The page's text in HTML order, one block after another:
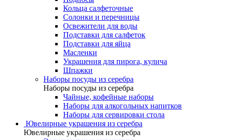
Кольца салфеточные
Солонки и перечницы
Освежители для воды
Подставки для салфеток
Подставки для яйца
Масленки
Украшения для пирога, кулича
Шпажки
Наборы посуды из серебра
Наборы посуды из серебра
Чайные, кофейные наборы
Наборы для алкогольных напитков
Наборы для сервировки стола
Ювелирные украшения из серебра
Ювелирные украшения из серебра